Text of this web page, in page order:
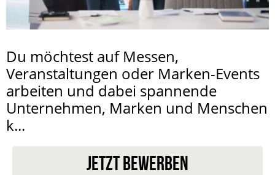
Du möchtest auf Messen,
Veranstaltungen oder Marken-Events
arbeiten und dabei spannende
Unternehmen, Marken und Menschen
k...
JETZT BEWERBEN